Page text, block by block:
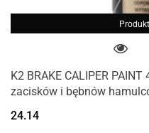
K2 BRAKE CALIPER
zacisków i bębnów
24.14